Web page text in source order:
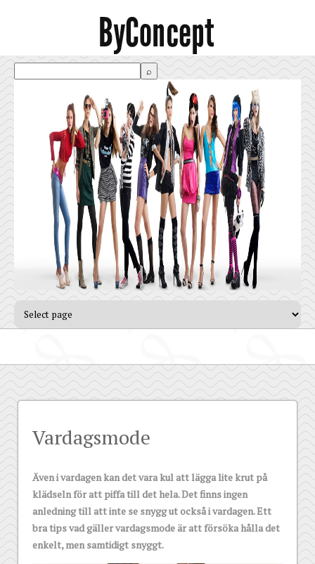
Vardagsmode
Även i vardagen kan det vara kul att lägga lite krut på
klädseln för att piffa till det hela. Det finns ingen
anledning till att inte se snygg ut också i vardagen. Ett
bra tips vad gäller vardagsmode är att försöka hålla det
enkelt, men samtidigt snyggt.